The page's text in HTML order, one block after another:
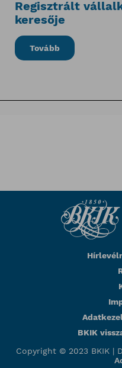
Regisztrált
keresője
Tovább
BKIK
Copyright © 2023 BKIK |